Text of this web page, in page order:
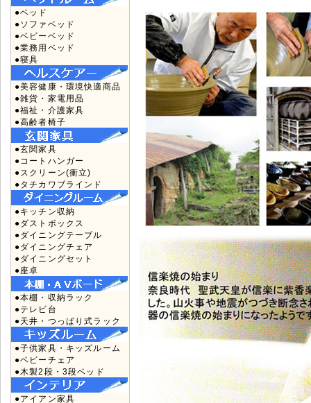
●ベッド
●ソファベッド
●ベビーベッド
●業務用ベッド
●寝具
●美容健康・環境快適商品
●雑貨・家電用品
●福祉・介護家具
●高齢者椅子
●玄関家具
●コートハンガー
●スクリーン(衝立)
●タチカワブラインド
●キッチン収納
●ダストボックス
●ダイニングテーブル
●ダイニングチェア
●ダイニングセット
●座卓
●本棚・収納ラック
●テレビ台
●天井・つっぱり式ラック
●子供家具・キッズルーム
●ベビーチェア
●木製2段・3段ベッド
●アイアン家具